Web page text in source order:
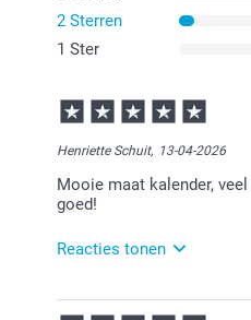
2 Sterren
1 Ster
Henriette Schuit, 13-04-2026
Mooie maat kalender,
goed!
Reacties tonen
14-04-2026